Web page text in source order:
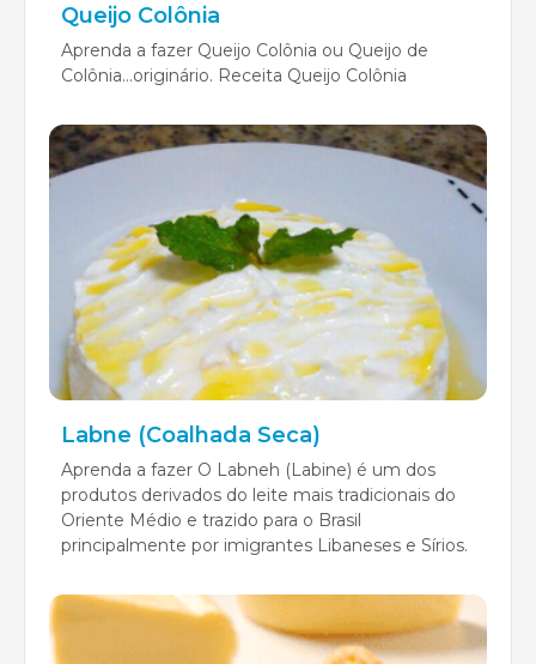
Queijo Colônia
Aprenda a fazer Queijo Colônia ou Queijo de
Colônia...originário. Receita Queijo Colônia
Labne (Coalhada Seca)
Aprenda a fazer O Labneh (Labine) é um dos
produtos derivados do leite mais tradicionais do
Oriente Médio e trazido para o Brasil
principalmente por imigrantes Libaneses e Sírios.